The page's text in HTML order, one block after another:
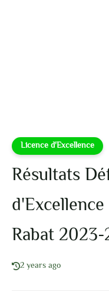
Licence d'Excellence
Résultats
d'Excellence
Rabat
2 years ago